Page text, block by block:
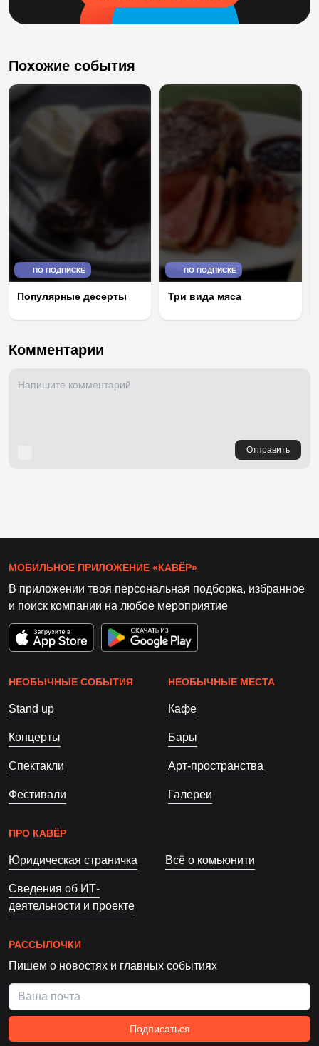
Похожие события
ПО ПОДПИСКЕ
Популярные десерты
ПО ПОДПИСКЕ
Три вида мяса
Комментарии
Отправить
МОБИЛЬНОЕ ПРИЛОЖЕНИЕ «КАВЁР»
В приложении твоя персональная подборка, избранное
и поиск компании на любое мероприятие
НЕОБЫЧНЫЕ СОБЫТИЯ
Stand up
Концерты
Спектакли
Фестивали
НЕОБЫЧНЫЕ МЕСТА
Кафе
Бары
Арт-пространства
Галереи
ПРО КАВЁР
Юридическая страничка Всё о комьюнити
Сведения об ИТ-
деятельности и проекте
РАССЫЛОЧКИ
Пишем о новостях и главных событиях
Подписаться